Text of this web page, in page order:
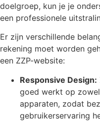
doelgroep, kun je je
een professionele
Er zijn verschillende
rekening moet worden
een ZZP-website:
Responsive Design:
goed werkt op
apparaten, zodat
gebruikerservaring